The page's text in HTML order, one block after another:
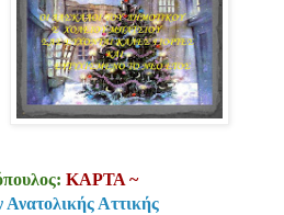
ΚΑΡΤΑ ~
Αττικής